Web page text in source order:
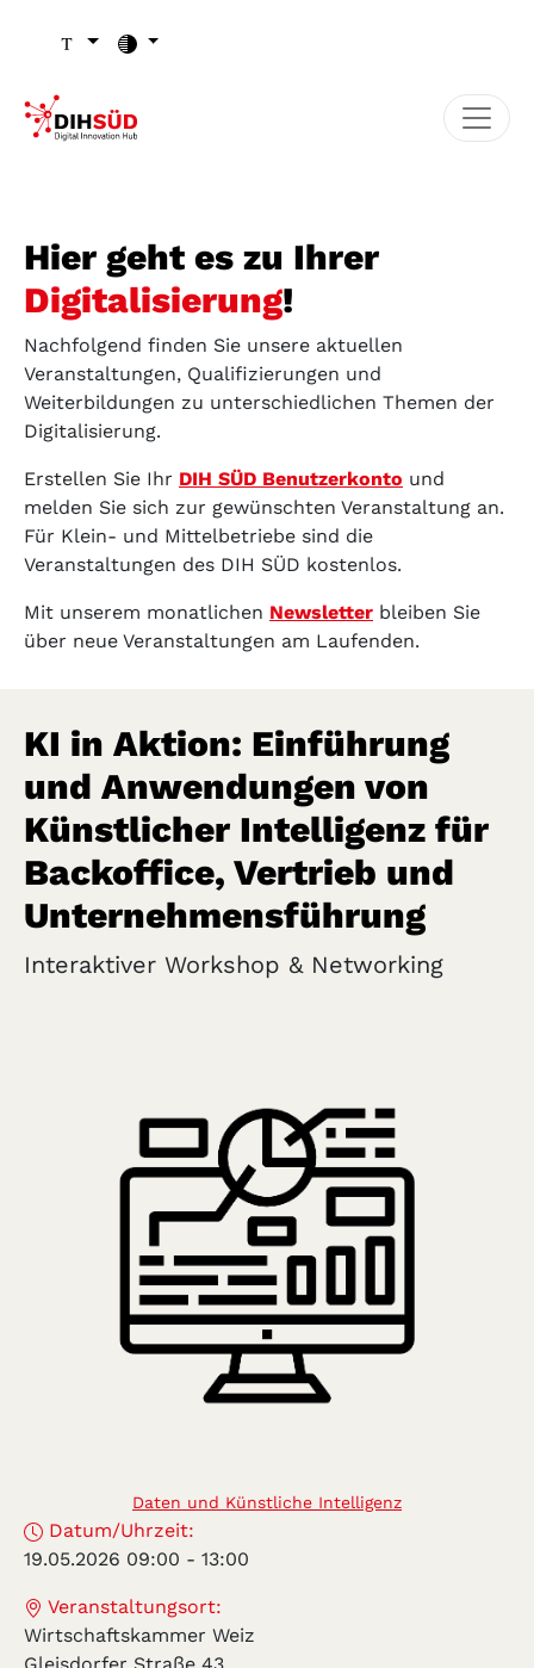
Hier geht es zu Ihrer
Digitalisierung!
Nachfolgend finden Sie unsere aktuellen
Veranstaltungen, Qualifizierungen und
Weiterbildungen zu unterschiedlichen Themen der
Digitalisierung.
Erstellen Sie Ihr DIH SÜD Benutzerkonto und
melden Sie sich zur gewünschten Veranstaltung an.
Für Klein- und Mittelbetriebe sind die
Veranstaltungen des DIH SÜD kostenlos.
Mit unserem monatlichen Newsletter bleiben Sie
über neue Veranstaltungen am Laufenden.
KI in Aktion: Einführung
und Anwendungen von
Künstlicher Intelligenz für
Backoffice, Vertrieb und
Unternehmensführung
Interaktiver Workshop & Networking
Daten und Künstliche Intelligenz
Datum/Uhrzeit:
19.05.2026 09:00 - 13:00
Veranstaltungsort:
Wirtschaftskammer Weiz